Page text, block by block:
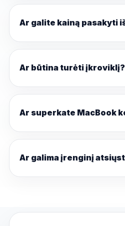
Ar galite kainą pasakyti
Ar būtina turėti įkroviklį?
Ar superkate MacBook
Ar galima įrenginį